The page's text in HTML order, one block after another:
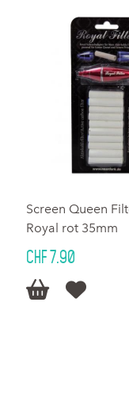
Screen Queen
Royal rot 35mm
CHF 7.90
 